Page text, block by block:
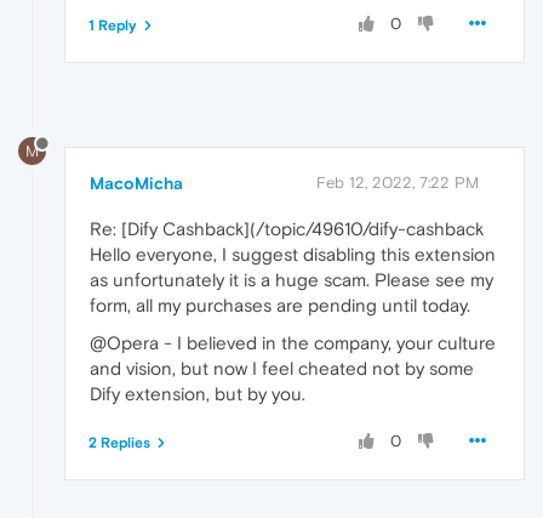
0
1 Reply
M
MacoMicha Feb 12, 2022, 7:22 PM
Re: [Dify Cashback](/topic/49610/dify-cashback
Hello everyone, I suggest disabling this extension
as unfortunately it is a huge scam. Please see my
form, all my purchases are pending until today.
@Opera - I believed in the company, your culture
and vision, but now I feel cheated not by some
Dify extension, but by you.
0
2 Replies